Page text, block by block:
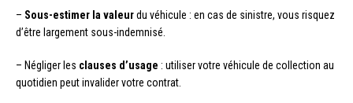
– Sous-estimer la valeurdu véhicule : en cas de sinistre, vous risquez
d’être largement sous-indemnisé.
– Négliger les clauses d’usage : utiliser votre véhicule de collection au
quotidien peut invalider votre contrat.